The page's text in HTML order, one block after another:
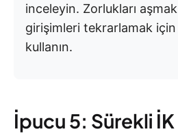
inceleyin. Zorlukları aşmak
girişimleri tekrarlamak
kullanın.
İpucu 5: Sürekli